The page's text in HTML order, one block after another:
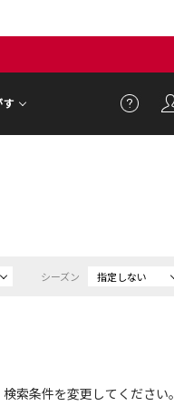
す
シーズン 指定しない
索条件を変更してください。